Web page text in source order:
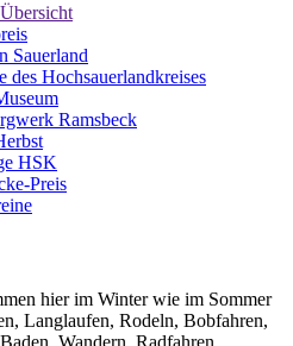
Sauerland
des Hochsauerlandkreises
Ramsbeck
HSK
Preis
hier im Winter wie im Sommer
Langlaufen, Rodeln, Bobfahren,
Wandern, Radfahren,